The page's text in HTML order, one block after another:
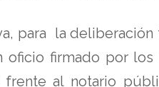
para la
firmado por los
al notario